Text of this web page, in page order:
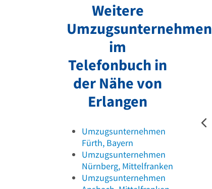
Weitere
Umzugsunternehmen
im
Telefonbuch in
der Nähe von
Erlangen
Umzugsunternehmen
Fürth, Bayern
Umzugsunternehmen
Nürnberg, Mittelfranken
Umzugsunternehmen